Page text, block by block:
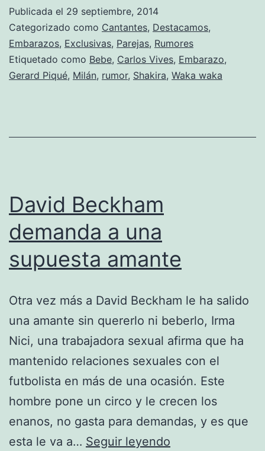
Publicada el 29 septiembre, 2014
Categorizado como Cantantes, Destacamos,
Embarazos, Exclusivas, Parejas, Rumores
Etiquetado como Bebe, Carlos Vives, Embarazo,
Gerard Piqué, Milán, rumor, Shakira, Waka waka
David Beckham
demanda a una
supuesta amante
Otra vez más a David Beckham le ha salido
una amante sin quererlo ni beberlo, Irma
Nici, una trabajadora sexual afirma que ha
mantenido relaciones sexuales con el
futbolista en más de una ocasión. Este
hombre pone un circo y le crecen los
enanos, no gasta para demandas, y es que
esta le va a… Seguir leyendo